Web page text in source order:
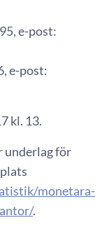
e-post:
e-post:
kl. 13.
underlag för
monetara-
.